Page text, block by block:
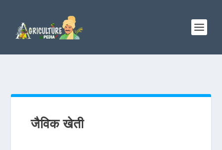
जैविक खेती